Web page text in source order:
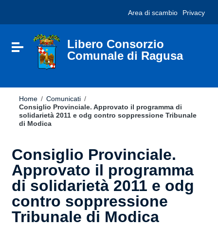
sito
include
Vai al footer
Area di scambio Privacy
Attiva / disattiva la navigazione
Libero Consorzio
Comunale di Ragusa
Home / Comunicati /
Consiglio Provinciale. Approvato il programma di
solidarietà 2011 e odg contro soppressione Tribunale
di Modica
Consiglio Provinciale.
Approvato il programma
di solidarietà 2011 e odg
contro soppressione
Tribunale di Modica